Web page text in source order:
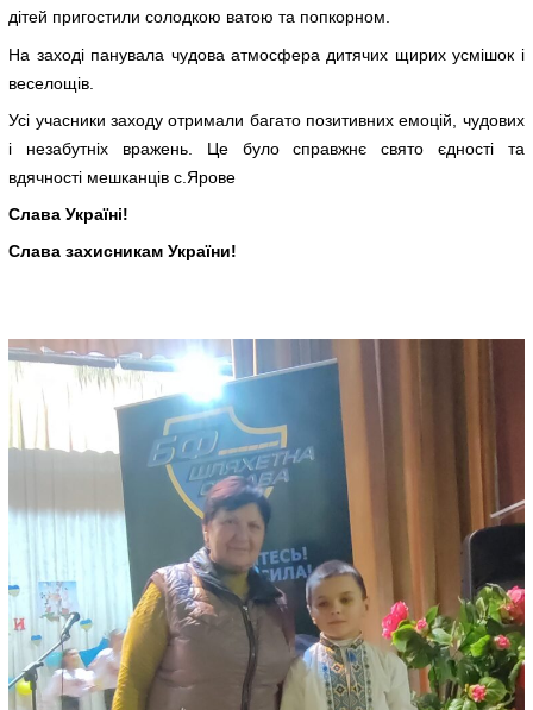
дітей пригостили солодкою ватою та попкорном.
На заході панувала чудова атмосфера дитячих щирих усмішок і
веселощів.
Усі учасники заходу отримали багато позитивних емоцій, чудових
і незабутніх вражень. Це було справжнє свято єдності та
вдячності мешканців с.Ярове
Слава Україні!
Слава захисникам України!